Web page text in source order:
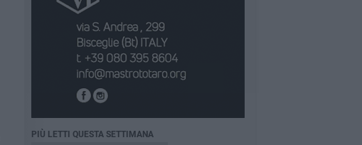
PIÙ LETTI QUESTA SETTIMANA